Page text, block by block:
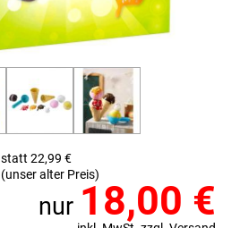
statt 22,99 €
(unser alter Preis)
nur 18,00 €